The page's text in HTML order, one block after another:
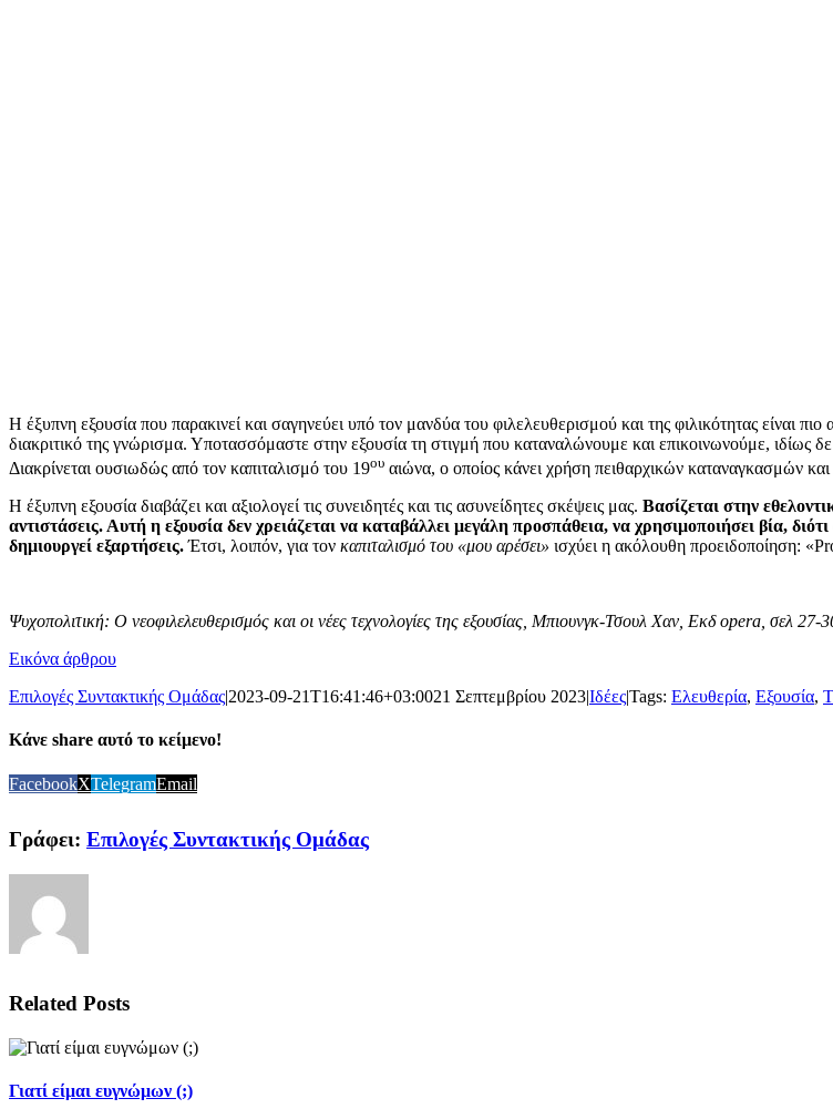
Η έξυπνη εξουσία που παρακινεί και σαγηνεύει υπό τον μανδύα του φιλελευθερισμού και της φιλικότητας είναι
διακριτικό της γνώρισμα. Υποτασσόμαστε στην εξουσία τη στιγμή που καταναλώνουμε και επικοινωνούμε, ιδίως
Διακρίνεται ουσιωδώς από τον καπιταλισμό του 19ου αιώνα, ο οποίος κάνει χρήση πειθαρχικών καταναγκασμών
Η έξυπνη εξουσία διαβάζει και αξιολογεί τις συνειδητές και τις ασυνείδητες σκέψεις μας. Βασίζεται στην
αντιστάσεις. Αυτή η εξουσία δεν χρειάζεται να καταβάλλει μεγάλη προσπάθεια, να χρησιμοποιήσει βία,
δημιουργεί εξαρτήσεις.Έτσι, λοιπόν, για τον καπιταλισμό του «μου αρέσει» ισχύει η ακόλουθη προειδοποίηση:
Ψυχοπολιτική: Ο νεοφιλελευθερισμός και οι νέες τεχνολογίες της εξουσίας, Μπιουνγκ-Τσουλ Χαν, Εκδ opera, σελ 27-
Εικόνα άρθρου
Επιλογές Συντακτικής Ομάδας|2023-09-21T16:41:46+03:0021 Σεπτεμβρίου 2023|Ιδέες|Tags: Ελευθερία, Εξουσία,
Κάνε share αυτό το κείμενο!
FacebookXTelegramEmail
Γράφει: Επιλογές Συντακτικής Ομάδας
Related Posts
Γιατί είμαι ευγνώμων (;)